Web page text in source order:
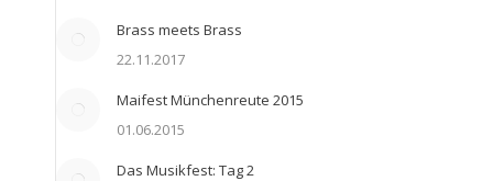
Brass meets Brass
22.11.2017
Maifest Münchenreute 2015
01.06.2015
Das Musikfest: Tag 2